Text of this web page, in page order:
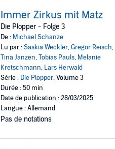
Immer Zirkus mit Matz
Die Plopper - Folge 3
De : Michael Schanze
Lu par :Saskia Weckler,Gregor Reisch,
Tina Janzen,Tobias Pauls, Melanie
Kretschmann, Lars Herwald
Série : Die Plopper, Volume 3
Durée : 50 min
Date de publication : 28/03/2025
Langue : Allemand
Pas de notations